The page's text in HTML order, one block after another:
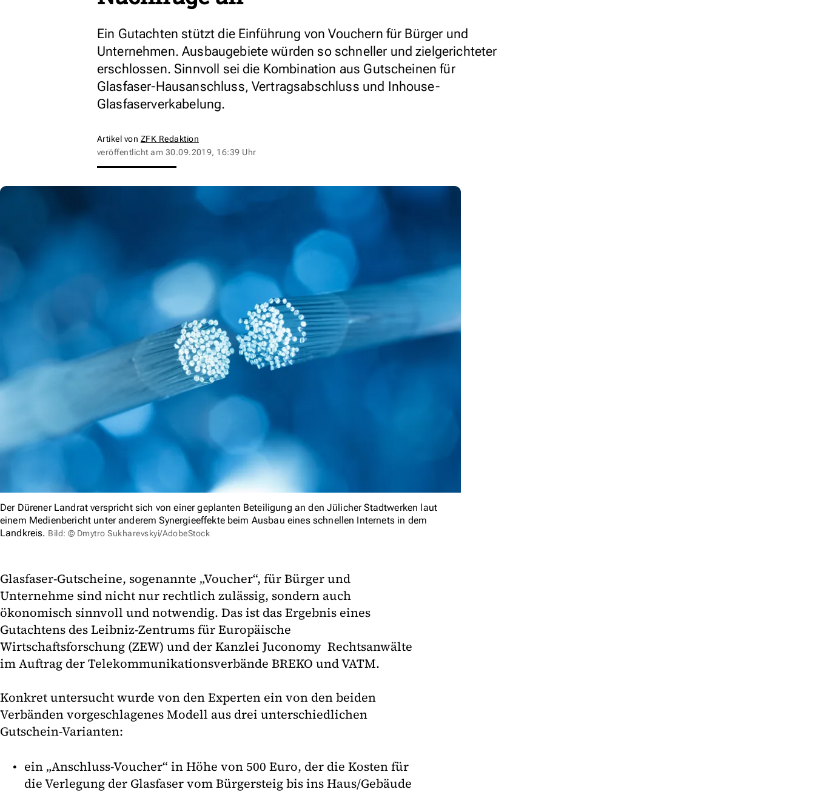
Ein Gutachten stützt die Einführung von Vouchern für Bürger und
Unternehmen. Ausbaugebiete würden so schneller und zielgerichteter
erschlossen. Sinnvoll sei die Kombination aus Gutscheinen für
Glasfaser-Hausanschluss, Vertragsabschluss und Inhouse-
Glasfaserverkabelung.
Artikel von ZFK Redaktion
veröffentlicht am 30.09.2019, 16:39 Uhr
Der Dürener Landrat verspricht sich von einer geplanten Beteiligung an den Jülicher Stadtwerken laut
einem Medienbericht unter anderem Synergieeffekte beim Ausbau eines schnellen Internets in dem
Landkreis. Bild: © Dmytro Sukharevskyi/AdobeStock
Glasfaser-Gutscheine, sogenannte „Voucher“, für Bürger und
Unternehme sind nicht nur rechtlich zulässig, sondern auch
ökonomisch sinnvoll und notwendig. Das ist das Ergebnis eines
Gutachtens des Leibniz-Zentrums für Europäische
Wirtschaftsforschung (ZEW) und der Kanzlei Juconomy Rechtsanwälte
im Auftrag der Telekommunikationsverbände BREKO und VATM.
Konkret untersucht wurde von den Experten ein von den beiden
Verbänden vorgeschlagenes Modell aus drei unterschiedlichen
Gutschein-Varianten:
ein „Anschluss-Voucher“ in Höhe von 500 Euro, der die Kosten für
die Verlegung der Glasfaser vom Bürgersteig bis ins Haus/Gebäude